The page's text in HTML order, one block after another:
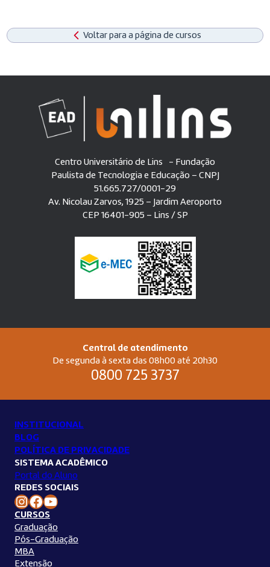
Voltar para a página de cursos
Centro Universitário de Lins - Fundação
Paulista de Tecnologia e Educação – CNPJ
51.665.727/0001-29
Av. Nicolau Zarvos, 1925 – Jardim Aeroporto
CEP 16401-905 – Lins / SP
Central de atendimento
De segunda à sexta das 08h00 até 20h30
0800 725 3737
INSTITUCIONAL
BLOG
POLÍTICA DE PRIVACIDADE
SISTEMA ACADÊMICO
Portal do Aluno
REDES SOCIAIS
Instagram Unilins Facebook Unilins Youtube Unilins
CURSOS
Graduação
Pós-Graduação
MBA
Extensão